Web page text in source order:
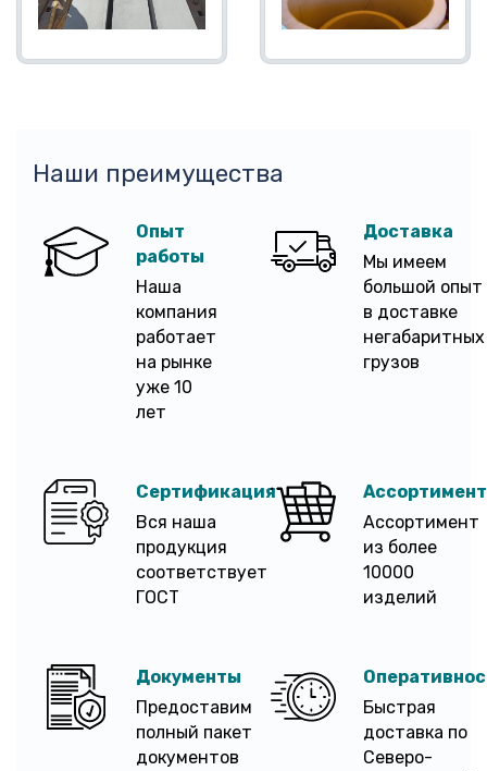
Наши преимущества
Опыт
работы
Наша
компания
работает
на рынке
уже 10
лет
Доставка
Мы имеем
большой опыт
в доставке
негабаритных
грузов
Сертификация
Вся наша
продукция
соответствует
ГОСТ
Ассортимент
Ассортимент
из более
10000
изделий
Документы
Предоставим
полный пакет
документов
Быстрая
доставка по
Северо-